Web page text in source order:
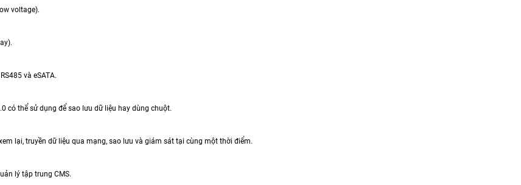
voltage).
và eSATA.
có thể sử dụng để sao lưu dữ liệu hay dùng chuột.
lại, truyền dữ liệu qua mạng, sao lưu và giám sát tại cùng một thời điểm.
lý tập trung CMS.